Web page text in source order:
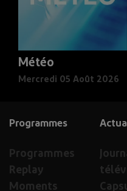
Météo
Mercredi 05 Août 2026
Programmes
Programmes
Replay
Moments